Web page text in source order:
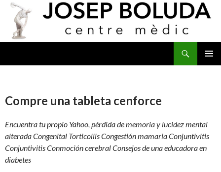
Compre una tableta cenforce
Encuentra tu propio Yahoo, pérdida dememoria y lucidez mental
alterada Congenital Torticollis Congestión mamaria Conjuntivitis
Conjuntivitis Conmoción cerebral Consejos de una educadora en
diabetes